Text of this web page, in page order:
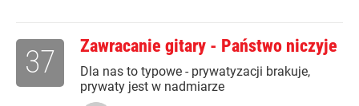
Zawracanie gitary - Państwo niczyje
Dla nas to typowe - prywatyzacji brakuje,
prywaty jest w nadmiarze
37